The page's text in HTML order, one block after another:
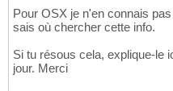
Pour OSX je n'en connais
sais où chercher cette info.
Si tu résous cela, explique-le
jour. Merci